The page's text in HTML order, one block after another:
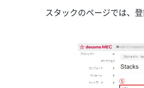
スタックのページでは、